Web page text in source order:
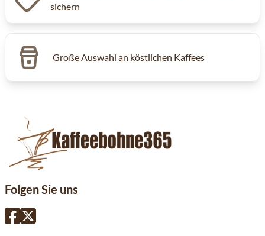
sichern
Große Auswahl an köstlichen Kaffees
Folgen Sie uns